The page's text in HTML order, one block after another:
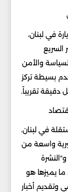
زيارة في لبنان،
السريع
والأمن
بسيطة تركز
دقيقة تقريباً.
في لبنان.
واسعة من
يميزها هو
وتقديم أخبار